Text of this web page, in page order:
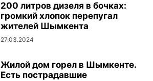
200 литров дизеля в бочках:
громкий хлопок перепугал
жителей Шымкента
27.03.2024
Жилой дом горел в Шымкенте.
Есть пострадавшие